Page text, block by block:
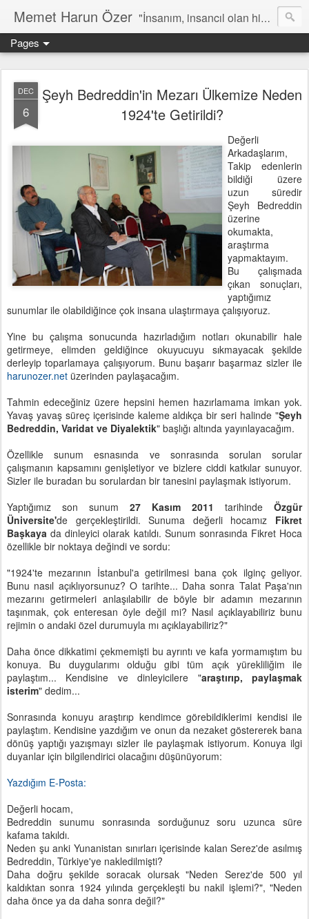
Memet Harun Özer "İnsanım, insancıl olan hiç bir şey bana yabancı kalamaz…" -Terentius
Pages
DEC
6
Şeyh Bedreddin'in Mezarı Ülkemize Neden
1924'te Getirildi?
Değerli
Arkadaşlarım,
Takip edenlerin
bildiği üzere
uzun süredir
Şeyh Bedreddin
üzerine
okumakta,
araştırma
yapmaktayım.
Bu çalışmada
çıkan sonuçları,
yaptığımız
sunumlar ile olabildiğince çok insana ulaştırmaya çalışıyoruz.
Yine bu çalışma sonucunda hazırladığım notları okunabilir hale
getirmeye, elimden geldiğince okuyucuyu sıkmayacak şekilde
derleyip toparlamaya çalışıyorum. Bunu başarır başarmaz sizler ile
harunozer.net üzerinden paylaşacağım.
Tahmin edeceğiniz üzere hepsini hemen hazırlamama imkan yok.
Yavaş yavaş süreç içerisinde kaleme aldıkça bir seri halinde "Şeyh
Bedreddin, Varidat ve Diyalektik" başlığı altında yayınlayacağım.
Özellikle sunum esnasında ve sonrasında sorulan sorular
çalışmanın kapsamını genişletiyor ve bizlere ciddi katkılar sunuyor.
Sizler ile buradan bu sorulardan bir tanesini paylaşmak istiyorum.
Yaptığımız son sunum 27 Kasım 2011 tarihinde Özgür
Üniversite'de gerçekleştirildi. Sunuma değerli hocamız Fikret
Başkaya da dinleyici olarak katıldı. Sunum sonrasında Fikret Hoca
özellikle bir noktaya değindi ve sordu:
"1924'te mezarının İstanbul'a getirilmesi bana çok ilginç geliyor.
Bunu nasıl açıklıyorsunuz? O tarihte... Daha sonra Talat Paşa'nın
mezarını getirmeleri anlaşılabilir de böyle bir adamın mezarının
taşınmak, çok enteresan öyle değil mi? Nasıl açıklayabiliriz bunu
rejimin o andaki özel durumuyla mı açıklayabiliriz?"
Daha önce dikkatimi çekmemişti bu ayrıntı ve kafa yormamıştım bu
konuya. Bu duygularımı olduğu gibi tüm açık yürekliliğim ile
paylaştım... Kendisine ve dinleyicilere "araştırıp, paylaşmak
isterim" dedim...
Sonrasında konuyu araştırıp kendimce görebildiklerimi kendisi ile
paylaştım. Kendisine yazdığım ve onun da nezaket göstererek bana
dönüş yaptığı yazışmayı sizler ile paylaşmak istiyorum. Konuya ilgi
duyanlar için bilgilendirici olacağını düşünüyorum:
Yazdığım E-Posta:
Değerli hocam,
Bedreddin sunumu sonrasında sorduğunuz soru uzunca süre
kafama takıldı.
Neden şu anki Yunanistan sınırları içerisinde kalan Serez'de asılmış
Bedreddin, Türkiye'ye nakledilmişti?
Daha doğru şekilde soracak olursak "Neden Serez'de 500 yıl
kaldıktan sonra 1924 yılında gerçekleşti bu nakil işlemi?", "Neden
daha önce ya da daha sonra değil?"